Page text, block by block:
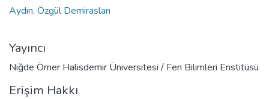
Aydın, Özgül Demiraslan
Yayıncı
Niğde Ömer Halisdemir Üniversitesi / Fen Bilimleri Enstitüsü
Erişim Hakkı